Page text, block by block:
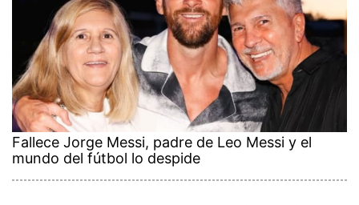
Fallece Jorge Messi, padre de Leo Messi y el
mundo del fútbol lo despide